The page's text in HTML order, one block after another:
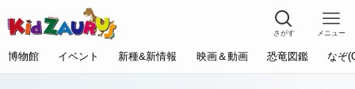
さがす メニュー
博物館 イベント 新種&新情報 映画＆動画 恐竜図鑑 なぞ